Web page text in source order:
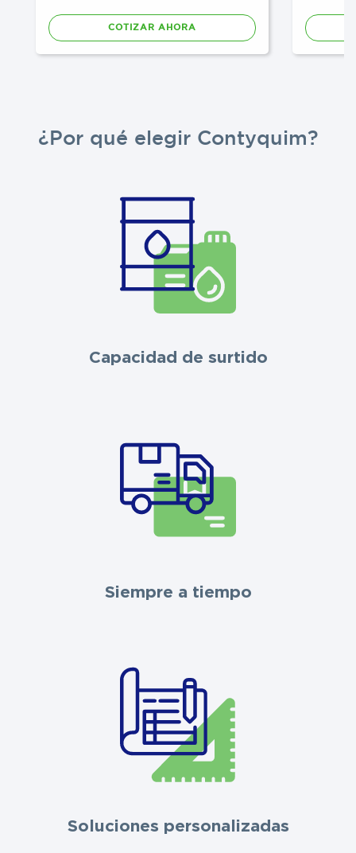
COTIZAR AHORA
¿Por qué elegir Contyquim?
Capacidad de surtido
Siempre a tiempo
Soluciones personalizadas